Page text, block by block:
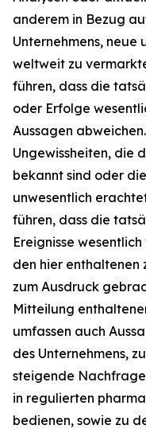
anderem in Bezug
Unternehmens,
weltweit zu
führen, dass die
oder Erfolge
Aussagen
Ungewissheiten, die
bekannt sind oder
unwesentlich
führen, dass die
Ereignisse
den hier enthaltenen
zum Ausdruck
Mitteilung
umfassen auch
des Unternehmens,
steigende
in regulierten
bedienen, sowie zu